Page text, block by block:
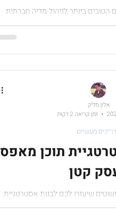
הטובים ביותר לניהול מדיה חברתית
בהם בצורה אפקטיבית.
תוכן מאפס
קטן
שיעזרו לכם לבנות אסטרטגיית
להתחיל לראות תוצאות במהרה.
מעשיים
אלון מליק
זמן קריאה 2 דקות